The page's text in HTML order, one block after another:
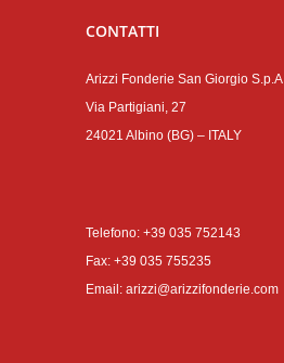
CONTATTI
Arizzi Fonderie San Giorgio S.p.A.
Via Partigiani, 27
24021 Albino (BG) – ITALY
Telefono: +39 035 752143
Fax: +39 035 755235
Email: arizzi@arizzifonderie.com